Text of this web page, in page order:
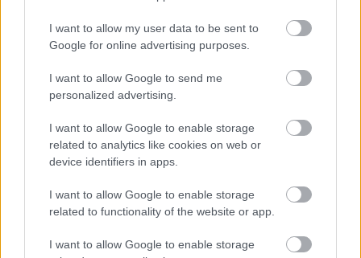
I want to allow my user data to be sent to
Google for online advertising purposes.
I want to allow Google to send me
personalized advertising.
I want to allow Google to enable storage
related to analytics like cookies on web or
device identifiers in apps.
I want to allow Google to enable storage
related to functionality of the website or app.
I want to allow Google to enable storage
Digitális jogokkal kapcsolatos közpolitikai
Szakmai javaslatok megfogalmazása,
koordinálása más szereplőkkel
Konkrét ügyek felépítése, követése,
kommunikálása
A társadalom egyes csoportjait vagy egészét
érintő és segítő stratégiai ügyek